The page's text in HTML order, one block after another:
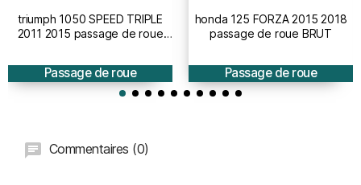
triumph 1050 SPEED TRIPLE
2011 2015 passage de roue
Passage de roue
honda 125 FORZA 2015 2018
passage de roue BRUT
Passage de roue
Commentaires (0)